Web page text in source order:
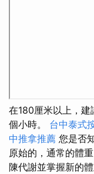
在180厘米以上，建
個小時。 台中泰式
中推拿推薦 您是否
原始的，通常的體重
陳代謝並掌握新的